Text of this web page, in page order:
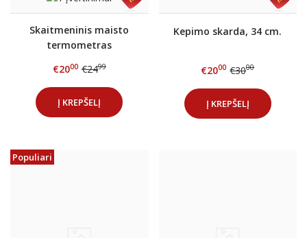
Skaitmeninis maisto
termometras
€2000 €2499
Į KREPŠELĮ
Kepimo skarda, 34 cm.
€2000 €3000
Į KREPŠELĮ
Populiari